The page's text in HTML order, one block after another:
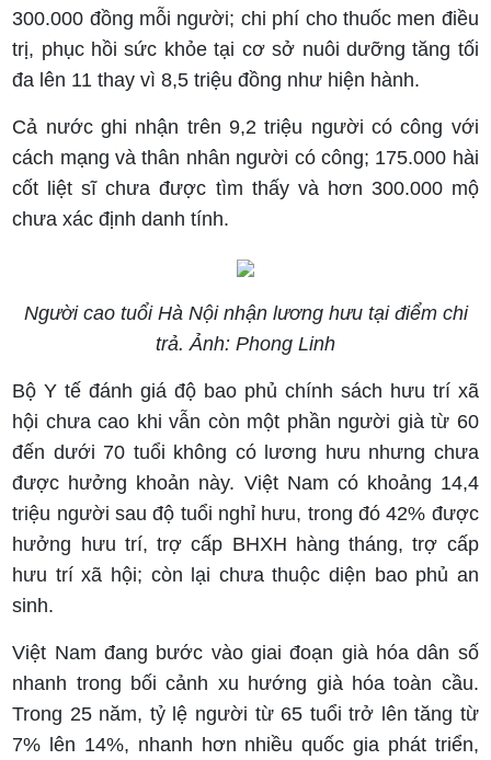
300.000 đồng mỗi người; chi phí cho thuốc men điều
trị, phục hồi sức khỏe tại cơ sở nuôi dưỡng tăng tối
đa lên 11 thay vì 8,5 triệu đồng như hiện hành.
Cả nước ghi nhận trên 9,2 triệu người có công với
cách mạng và thân nhân người có công; 175.000 hài
cốt liệt sĩ chưa được tìm thấy và hơn 300.000 mộ
chưa xác định danh tính.
Người cao tuổi Hà Nội nhận lương hưu tại điểm chi
trả. Ảnh: Phong Linh
Bộ Y tế đánh giá độ bao phủ chính sách hưu trí xã
hội chưa cao khi vẫn còn một phần người già từ 60
đến dưới 70 tuổi không có lương hưu nhưng chưa
được hưởng khoản này. Việt Nam có khoảng 14,4
triệu người sau độ tuổi nghỉ hưu, trong đó 42% được
hưởng hưu trí, trợ cấp BHXH hàng tháng, trợ cấp
hưu trí xã hội; còn lại chưa thuộc diện bao phủ an
sinh.
Việt Nam đang bước vào giai đoạn già hóa dân số
nhanh trong bối cảnh xu hướng già hóa toàn cầu.
Trong 25 năm, tỷ lệ người từ 65 tuổi trở lên tăng từ
7% lên 14%, nhanh hơn nhiều quốc gia phát triển,